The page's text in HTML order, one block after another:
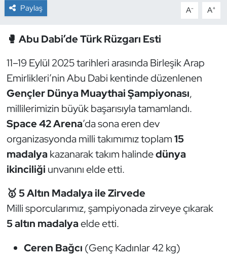
Paylaş A- A+
🥊 Abu Dabi’de Türk Rüzgarı Esti
11–19 Eylül 2025 tarihleri arasında Birleşik Arap
Emirlikleri’nin Abu Dabi kentinde düzenlenen
Gençler Dünya Muaythai Şampiyonası,
millilerimizin büyük başarısıyla tamamlandı.
Space 42 Arena’da sona eren dev
organizasyonda milli takımımız toplam15
madalyakazanarak takım halindedünya
ikinciliği unvanını elde etti.
🥇 5 Altın Madalya ile Zirvede
Milli sporcularımız, şampiyonada zirveye çıkarak
5 altın madalyaelde etti.
Ceren Bağcı (Genç Kadınlar 42 kg)
Dövüş Sanatı
E-Spor
Eskrim
Futbol
Futsal
Genel
Golf
Güreş
Halter
Hava Sporları